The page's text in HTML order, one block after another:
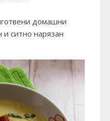
домашни
и ситно нарязан